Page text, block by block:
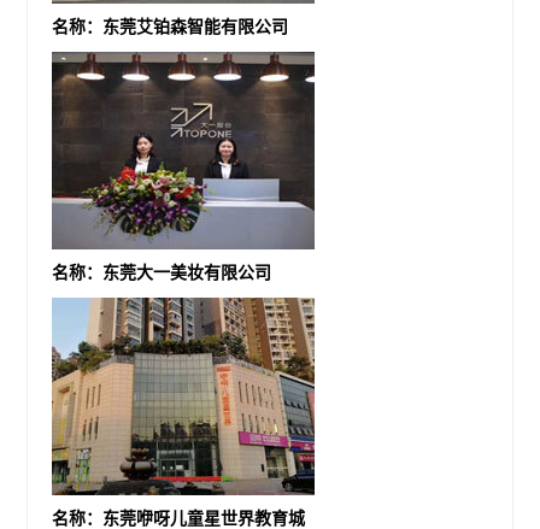
名称：东莞艾铂森智能有限公司
名称：东莞大一美妆有限公司
名称：东莞咿呀儿童星世界教育城